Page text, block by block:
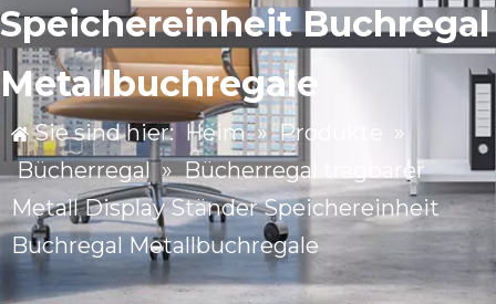
Speichereinheit Buchregal
Metallbuchregale
Sie sind hier: Heim » Produkte »
Bücherregal » Bücherregal tragbarer
Metall Display Ständer Speichereinheit
Buchregal Metallbuchregale